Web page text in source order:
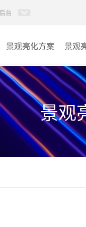
台
景观亮化方案 景观
AI智
AI智
景观